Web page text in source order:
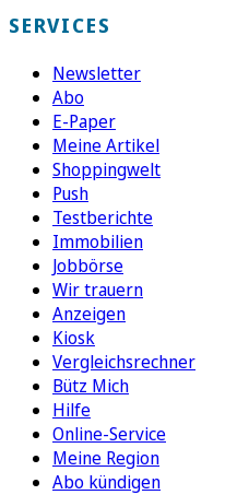
SERVICES
Newsletter
Abo
E-Paper
Meine Artikel
Shoppingwelt
Push
Testberichte
Immobilien
Jobbörse
Wir trauern
Anzeigen
Kiosk
Vergleichsrechner
Bütz Mich
Hilfe
Online-Service
Meine Region
Abo kündigen